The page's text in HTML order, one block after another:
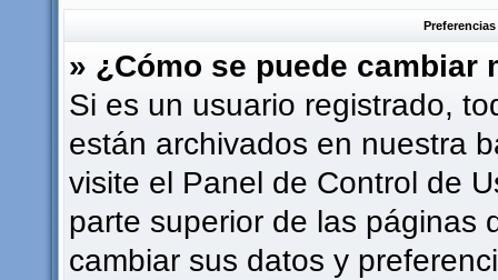
» ¿Cómo se puede cambiar
Si es un usuario registrado,
están archivados en nuestra
visite el Panel de Control de
parte superior de las páginas
cambiar sus datos y